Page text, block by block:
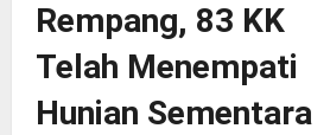
Rempang, 83 KK
Telah Menempati
Hunian Sementara